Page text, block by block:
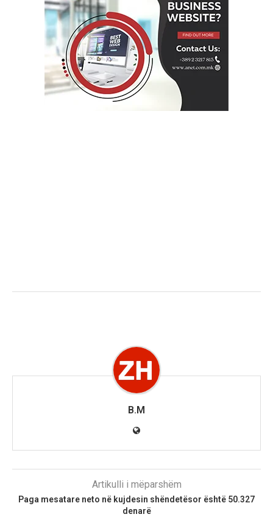
B.M
Artikulli i mëparshëm
Paga mesatare neto në kujdesin shëndetësor është 50.327
denarë